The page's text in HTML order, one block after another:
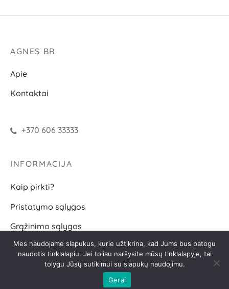
AGNES BR
Apie
Kontaktai
+370 606 33333
INFORMACIJA
Kaip pirkti?
Pristatymo sąlygos
Grąžinimo sąlygos
D.U.K.
Mes naudojame slapukus, kurie užtikrina, kad Jums bus patogu
naudotis tinklalapiu. Jei toliau naršysite mūsų tinklalapyje, tai
tolygu Jūsų sutikimui su slapukų naudojimu.
Gerai